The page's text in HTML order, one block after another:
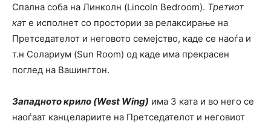
Спална соба на Линколн (Lincoln Bedroom). Третиот
кат е исполнет со простории за релаксирање на
Претседателот и неговото семејство, каде се наоѓа и
т.н Солариум (Sun Room) од каде има прекрасен
поглед на Вашингтон.
Западното крило (West Wing) има 3 ката и во него се
наоѓаат канцелариите на Претседателот и неговиот